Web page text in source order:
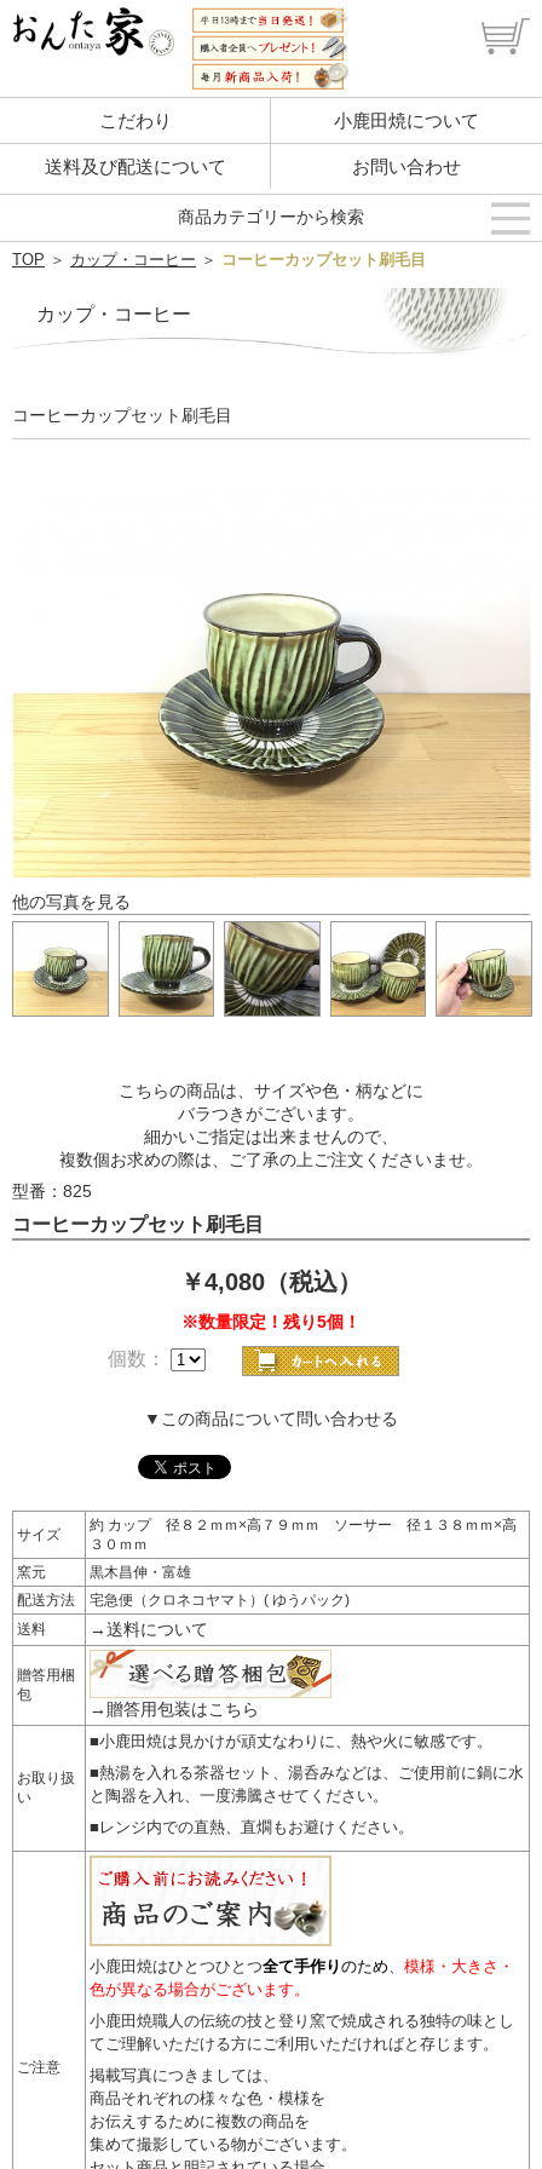
こだわり 小鹿田焼について
送料及び配送について お問い合わせ
TOP ＞ カップ・コーヒー ＞ コーヒーカップセット刷毛目
カップ・コーヒー
コーヒーカップセット刷毛目
他の写真を見る
こちらの商品は、サイズや色・柄などに
バラつきがございます。
細かいご指定は出来ませんので、
複数個お求めの際は、ご了承の上ご注文くださいませ。
型番：825
コーヒーカップセット刷毛目
￥4,080（税込）
※数量限定！残り5個！
個数：
▼この商品について問い合わせる
サイズ
約 カップ 径８２ｍｍ×高７９ｍｍ ソーサー 径１３８ｍｍ×高
３０ｍｍ
窯元
黒木昌伸・富雄
配送方法
宅急便（クロネコヤマト）( ゆうパック)
送料
→送料について
贈答用梱
包
→贈答用包装はこちら
お取り扱
い
■小鹿田焼は見かけが頑丈なわりに、熱や火に敏感です。
■熱湯を入れる茶器セット、湯呑みなどは、ご使用前に鍋に水
と陶器を入れ、一度沸騰させてください。
■レンジ内での直熱、直燗もお避けください。
ご注意
小鹿田焼はひとつひとつ全て手作りのため
模様・大きさ・
色が異なる場合がございます。
小鹿田焼職人の伝統の技と登り窯で焼成される独特の味とし
てご理解いただける方にご利用いただければと存じます。
掲載写真につきましては、
商品それぞれの様々な色・模様を
お伝えするために複数の商品を
集めて撮影している物がございます。
商品カテゴリーから検索